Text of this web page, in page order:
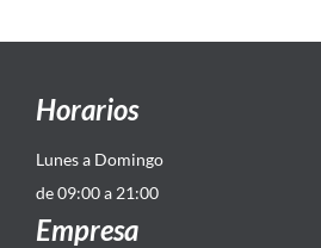
Horarios
Lunes a Domingo
de 09:00 a 21:00
Empresa